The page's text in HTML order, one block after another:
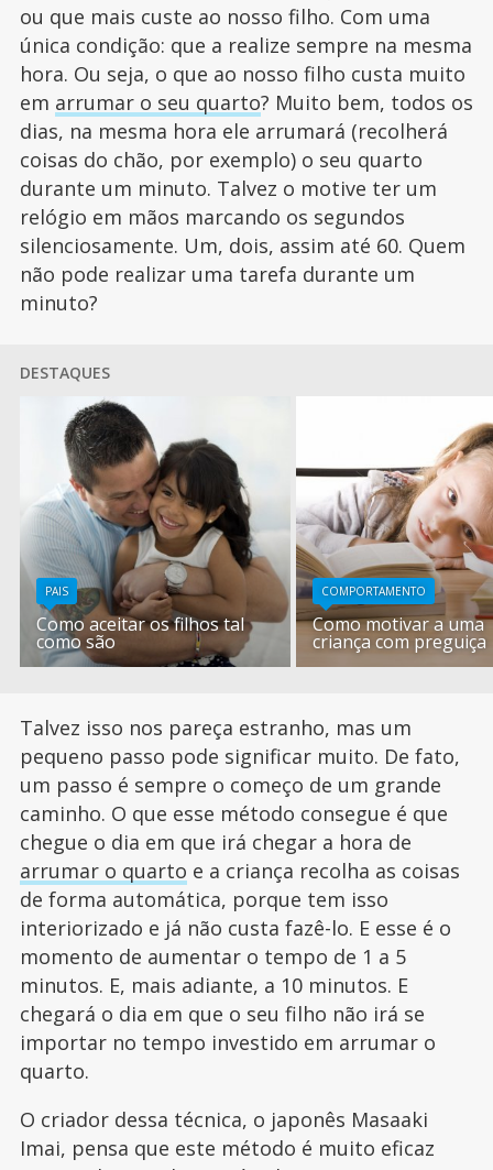
ou que mais custe ao nosso filho. Com uma
única condição: que a realize sempre na mesma
hora. Ou seja, o que ao nosso filho custa muito
em arrumar o seu quarto? Muito bem, todos os
dias, na mesma hora ele arrumará (recolherá
coisas do chão, por exemplo) o seu quarto
durante um minuto. Talvez o motive ter um
relógio em mãos marcando os segundos
silenciosamente. Um, dois, assim até 60. Quem
não pode realizar uma tarefa durante um
minuto?
DESTAQUES
PAIS
Como aceitar os filhos tal
como são
COMPORTAMENTO
Como motivar a uma
criança com preguiça
Talvez isso nos pareça estranho, mas um
pequeno passo pode significar muito. De fato,
um passo é sempre o começo de um grande
caminho. O que esse método consegue é que
chegue o dia em que irá chegar a hora de
arrumar o quarto e a criança recolha as coisas
de forma automática, porque tem isso
interiorizado e já não custa fazê-lo. E esse é o
momento de aumentar o tempo de 1 a 5
minutos. E, mais adiante, a 10 minutos. E
chegará o dia em que o seu filho não irá se
importar no tempo investido em arrumar o
quarto.
O criador dessa técnica, o japonês Masaaki
Imai, pensa que este método é muito eficaz